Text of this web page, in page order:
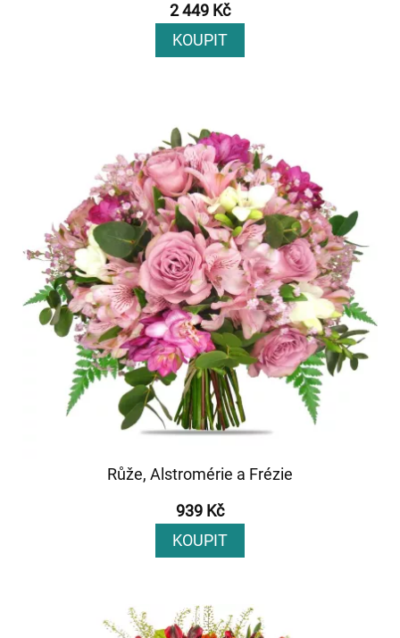
2 449 Kč
KOUPIT
Růže, Alstromérie a Frézie
939 Kč
KOUPIT